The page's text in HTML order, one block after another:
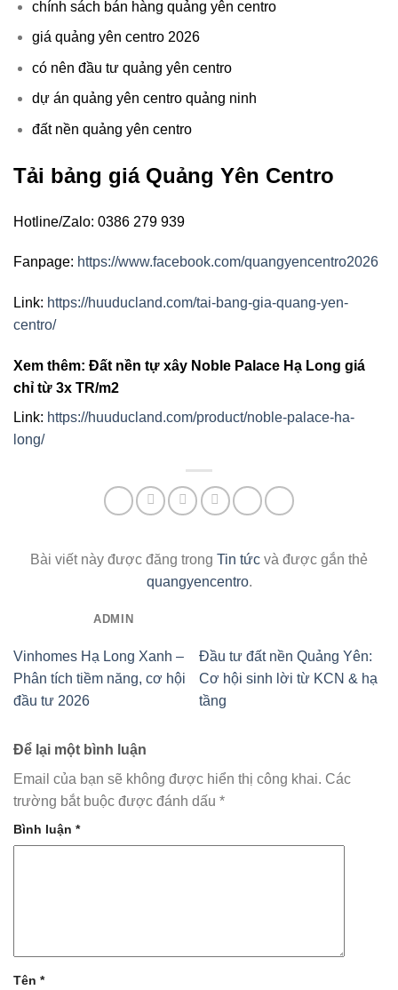
chính sách bán hàng quảng yên centro
giá quảng yên centro 2026
có nên đầu tư quảng yên centro
dự án quảng yên centro quảng ninh
đất nền quảng yên centro
Tải bảng giá Quảng Yên Centro
Hotline/Zalo: 0386 279 939
Fanpage: https://www.facebook.com/quangyencentro2026
Link: https://huuducland.com/tai-bang-gia-quang-yen-
centro/
Xem thêm: Đất nền tự xây Noble Palace Hạ Long giá
chỉ từ 3x TR/m2
Link: https://huuducland.com/product/noble-palace-ha-
long/
Bài viết này được đăng trong Tin tức và được gắn thẻ
quangyencentro.
ADMIN
Vinhomes Hạ Long Xanh –
Phân tích tiềm năng, cơ hội
đầu tư 2026
Đầu tư đất nền Quảng Yên:
Cơ hội sinh lời từ KCN & hạ
tầng
Để lại một bình luận
Email của bạn sẽ không được hiển thị công khai. Các
trường bắt buộc được đánh dấu *
Bình luận *
Tên *